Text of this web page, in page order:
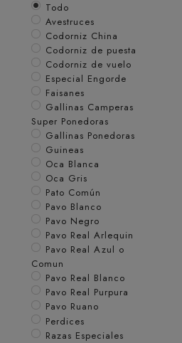
Todo
Avestruces
Codorniz China
Codorniz de puesta
Codorniz de vuelo
Especial Engorde
Faisanes
Gallinas Camperas
Super Ponedoras
Gallinas Ponedoras
Guineas
Oca Blanca
Oca Gris
Pato Común
Pavo Blanco
Pavo Negro
Pavo Real Arlequin
Pavo Real Azul o
Comun
Pavo Real Blanco
Pavo Real Purpura
Pavo Ruano
Perdices
Razas Especiales